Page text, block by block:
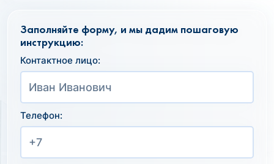
Заполняйте форму, и мы дадим пошаговую
инструкцию:
Контактное лицо:
Телефон: